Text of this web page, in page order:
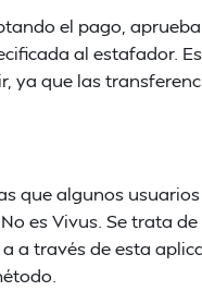
el pago,
al estafador.
ya que las
que algunos
es Vivus. Se trata
a través de esta